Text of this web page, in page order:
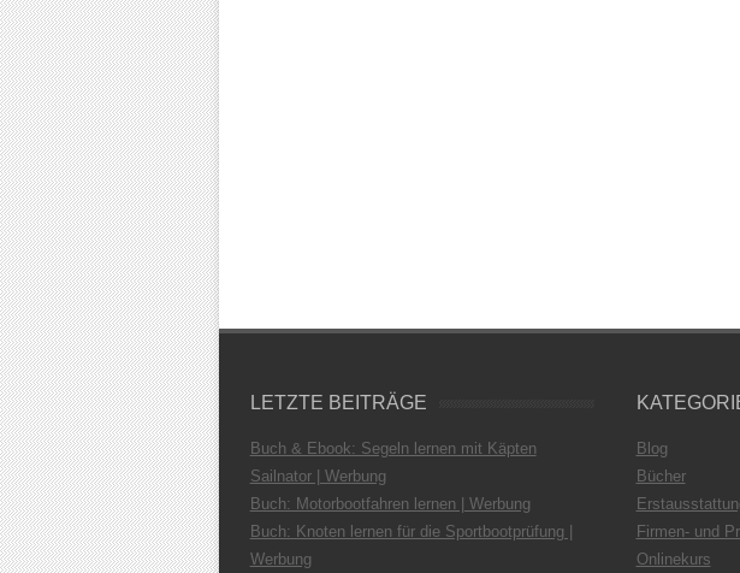
LETZTE BEITRÄGE
Buch & Ebook: Segeln lernen mit Käpten
Sailnator | Werbung
Buch: Motorbootfahren lernen | Werbung
Buch: Knoten lernen für die Sportbootprüfung |
Werbung
Blog
Bücher
Firmen- und
Onlinekurs